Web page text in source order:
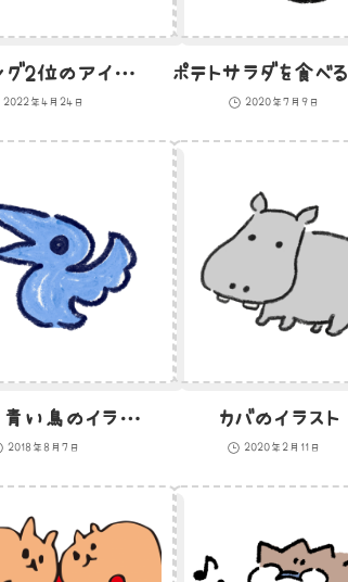
ランキング2位のアイコン
2022年4月24日 2020年7月9日
つぶやく青い鳥のイラスト
2018年8月7日
カバのイラスト
2020年2月11日